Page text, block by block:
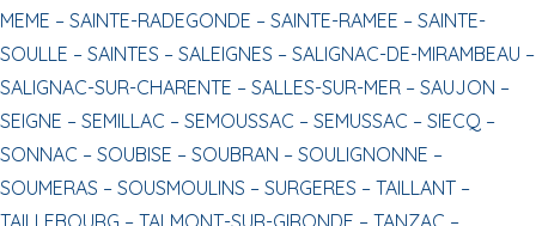
MEME – SAINTE-RADEGONDE – SAINTE-RAMEE – SAINTE-
SOULLE – SAINTES – SALEIGNES – SALIGNAC-DE-MIRAMBEAU –
SALIGNAC-SUR-CHARENTE – SALLES-SUR-MER – SAUJON –
SEIGNE – SEMILLAC – SEMOUSSAC – SEMUSSAC – SIECQ –
SONNAC – SOUBISE – SOUBRAN – SOULIGNONNE –
SOUMERAS – SOUSMOULINS – SURGERES – TAILLANT –
TAILLEBOURG – TALMONT-SUR-GIRONDE – TANZAC –